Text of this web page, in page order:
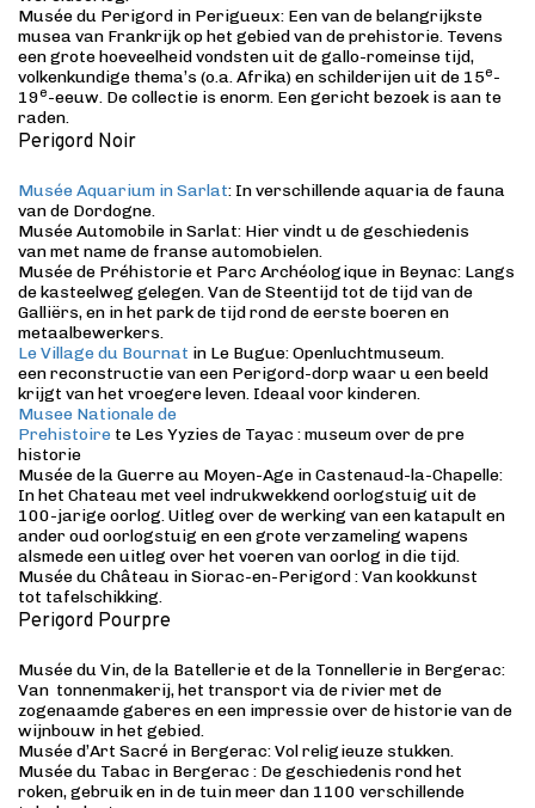
Musée du Perigord in Perigueux: Een van de belangrijkste
musea van Frankrijk op het gebied van de prehistorie. Tevens
een grote hoeveelheid vondsten uit de gallo-romeinse tijd,
volkenkundige thema’s (o.a. Afrika) en schilderijen uit de 15e-
19e-eeuw. De collectie is enorm. Een gericht bezoek is aan te
raden.
Perigord Noir
Musée Aquarium in Sarlat: In verschillende aquaria de fauna
van de Dordogne.
Musée Automobile in Sarlat: Hier vindt u de geschiedenis
van met name de franse automobielen.
Musée de Préhistorie et Parc Archéologique in Beynac: Langs
de kasteelweg gelegen. Van de Steentijd tot de tijd van de
Galliërs, en in het park de tijd rond de eerste boeren en
metaalbewerkers.
Le Village du Bournat in Le Bugue: Openluchtmuseum.
een reconstructie van een Perigord-dorp waar u een beeld
krijgt van het vroegere leven. Ideaal voor kinderen.
Musee Nationale de
Prehistoire te Les Yyzies de Tayac : museum over de pre
historie
Musée de la Guerre au Moyen-Age in Castenaud-la-Chapelle:
In het Chateau met veel indrukwekkend oorlogstuig uit de
100-jarige oorlog. Uitleg over de werking van een katapult en
ander oud oorlogstuig en een grote verzameling wapens
alsmede een uitleg over het voeren van oorlog in die tijd.
Musée du Château in Siorac-en-Perigord : Van kookkunst
tot tafelschikking.
Perigord Pourpre
Musée du Vin, de la Batellerie et de la Tonnellerie in Bergerac:
Van tonnenmakerij, het transport via de rivier met de
zogenaamde gaberes en een impressie over de historie van de
wijnbouw in het gebied.
Musée d’Art Sacré in Bergerac: Vol religieuze stukken.
Musée du Tabac in Bergerac : De geschiedenis rond het
roken, gebruik en in de tuin meer dan 1100 verschillende